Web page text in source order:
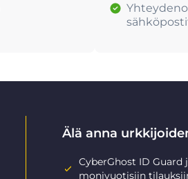
Älä anna
CyberGhost ID Guard
monivuotisiin